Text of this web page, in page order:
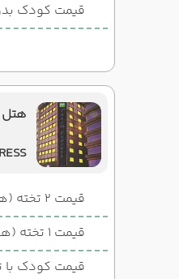
قیمت کودک
هتل
قیمت 2 تخته (هرنفر)
قیمت 1 تخته (هرنفر)
قیمت کودک با